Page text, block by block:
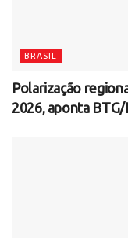
BRASIL
Polarização
2026, aponta